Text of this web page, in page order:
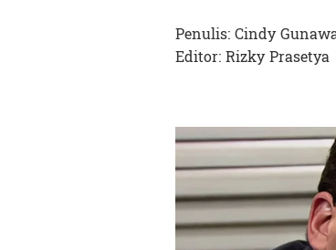
Penulis: Cindy
Editor: Rizky Prasetya